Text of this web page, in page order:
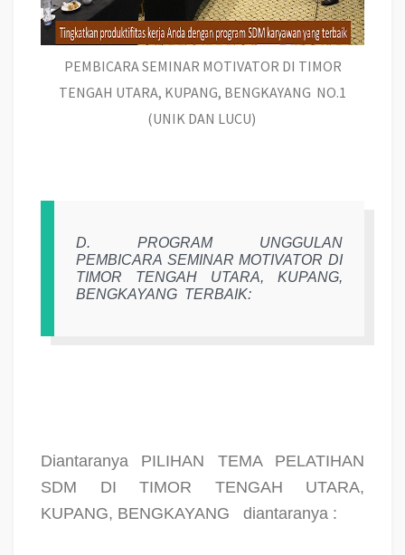
PEMBICARA SEMINAR MOTIVATOR DI TIMOR
TENGAH UTARA, KUPANG, BENGKAYANG NO.1
(UNIK DAN LUCU)
D. PROGRAM UNGGULAN
PEMBICARA SEMINAR MOTIVATOR DI
TIMOR TENGAH UTARA, KUPANG,
BENGKAYANG TERBAIK:
Diantaranya PILIHAN TEMA PELATIHAN
SDM DI TIMOR TENGAH UTARA,
KUPANG, BENGKAYANG
diantaranya :